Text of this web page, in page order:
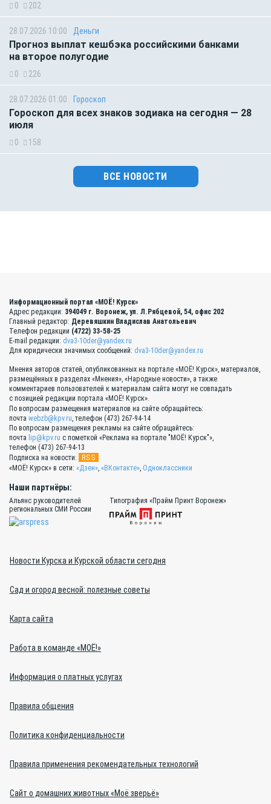
0 202
28.07.2026 10:00 Деньги
Прогноз выплат кешбэка российскими банками
на второе полугодие
0 226
28.07.2026 01:00 Гороскоп
Гороскоп для всех знаков зодиака на сегодня — 28
июля
0 158
ВСЕ НОВОСТИ
Информационный портал «МОЁ! Курск»
Адрес редакции: 394049 г. Воронеж, ул. Л.Рябцевой, 54, офис 202
Главный редактор: Деревяшкин Владислав Анатольевич
Телефон редакции (4722) 33-58-25
E-mail редакции: dva3-10der@yandex.ru
Для юридически значимых сообщений: dva3-10der@yandex.ru
Мнения авторов статей, опубликованных на портале «МОЁ! Курск», материалов,
размещённых в разделах «Мнения», «Народные новости», а также
комментариев пользователей к материалам сайта могут не совпадать
с позицией редакции портала «МОЁ! Курск».
По вопросам размещения материалов на сайте обращайтесь:
почта webzb@kpv.ru, телефон (473) 267-94-14
По вопросам размещения рекламы на сайте обращайтесь:
почта lip@kpv.ru с пометкой «Реклама на портале "МОЁ! Курск"»,
телефон (473) 267-94-13
Подписка на новости:
RSS
«МОЁ! Курск» в сети: «Дзен», «ВКонтакте», Одноклассники
Наши партнёры:
Альянс руководителей
региональных СМИ России
Типография «Прайм Принт Воронеж»
Новости Курска и Курской области сегодня
Сад и огород весной: полезные советы
Карта сайта
Работа в команде «МОЁ!»
Информация о платных услугах
Правила общения
Политика конфиденциальности
Правила применения рекомендательных технологий
Сайт о домашних животных «Моё зверьё»